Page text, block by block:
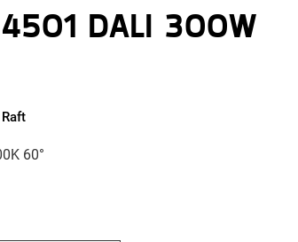
DALI 300W
Raft
60°